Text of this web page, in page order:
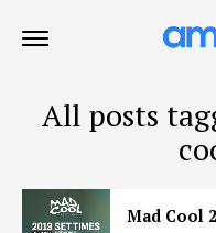
All posts
Mad Cool